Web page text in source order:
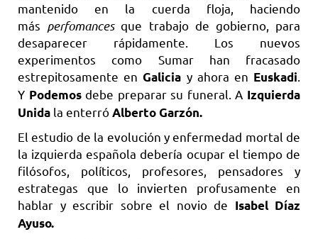
mantenido en la cuerda floja, haciendo
más perfomancesque trabajo de gobierno, para
desaparecer rápidamente. Los nuevos
experimentos como Sumar han fracasado
estrepitosamente enGalicia y ahora en Euskadi
Y Podemosdebe preparar su funeral. A Izquierda
Unida la enterróAlberto Garzón.
El estudio de la evolución y enfermedad mortal de
la izquierda española debería ocupar el tiempo de
filósofos, políticos, profesores, pensadores y
estrategas que lo invierten profusamente en
hablar y escribir sobre el novio de Isabel Díaz
Ayuso.